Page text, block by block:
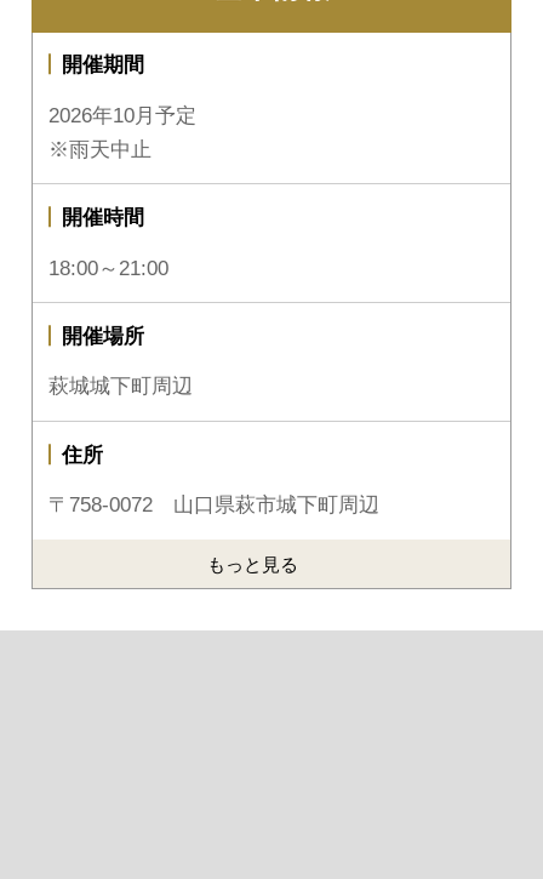
開催期間
2026年10月予定
※雨天中止
開催時間
18:00～21:00
開催場所
萩城城下町周辺
住所
〒758-0072 山口県萩市城下町周辺
もっと見る